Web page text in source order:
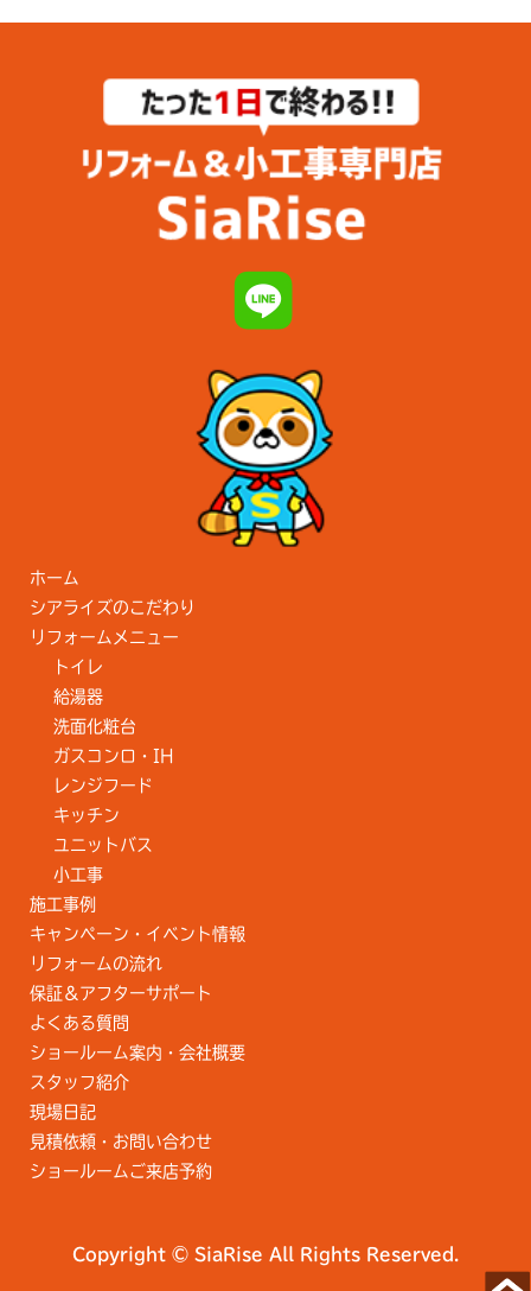
ホーム
シアライズのこだわり
リフォームメニュー
トイレ
給湯器
洗面化粧台
ガスコンロ・IH
レンジフード
キッチン
ユニットバス
小工事
施工事例
キャンペーン・イベント情報
リフォームの流れ
保証＆アフターサポート
よくある質問
ショールーム案内・会社概要
スタッフ紹介
現場日記
見積依頼・お問い合わせ
ショールームご来店予約
Copyright © SiaRise All Rights Reserved.